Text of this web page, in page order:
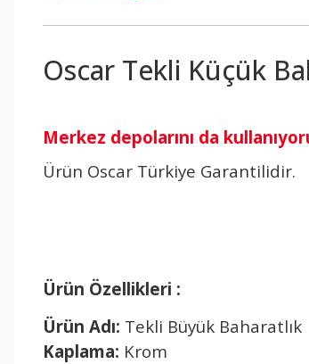
Oscar Tekli Küçük
Merkez depolarını da
Ürün Oscar Türkiye Garantilidir.
Ürün Özellikleri :
Ürün Adı: Tekli Büyük Baharatlık
Kaplama: Krom